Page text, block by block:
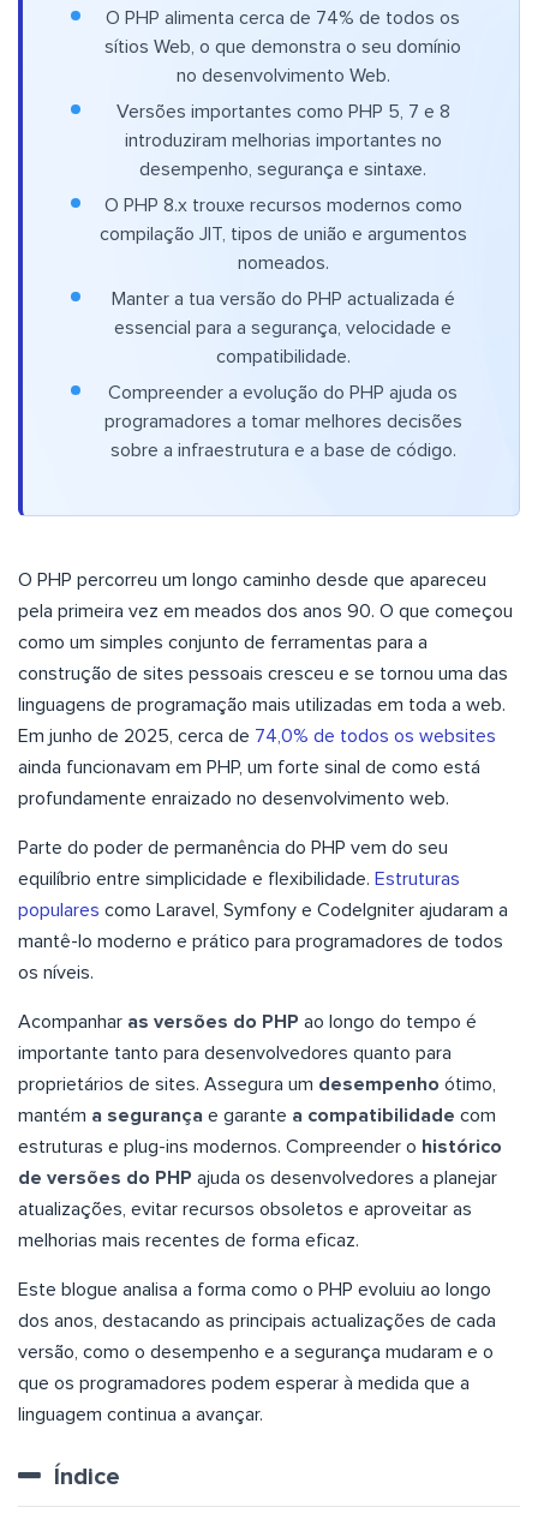
O PHP alimenta cerca de 74% de todos os
sítios Web, o que demonstra o seu domínio
no desenvolvimento Web.
Versões importantes como PHP 5, 7 e 8
introduziram melhorias importantes no
desempenho, segurança e sintaxe.
O PHP 8.x trouxe recursos modernos como
compilação JIT, tipos de união e argumentos
nomeados.
Manter a tua versão do PHP actualizada é
essencial para a segurança, velocidade e
compatibilidade.
Compreender a evolução do PHP ajuda os
programadores a tomar melhores decisões
sobre a infraestrutura e a base de código.
O PHP percorreu um longo caminho desde que apareceu
pela primeira vez em meados dos anos 90. O que começou
como um simples conjunto de ferramentas para a
construção de sites pessoais cresceu e se tornou uma das
linguagens de programação mais utilizadas em toda a web.
Em junho de 2025, cerca de 74,0% de todos os websites
ainda funcionavam em PHP, um forte sinal de como está
profundamente enraizado no desenvolvimento web.
Parte do poder de permanência do PHP vem do seu
equilíbrio entre simplicidade e flexibilidade. Estruturas
populares como Laravel, Symfony e CodeIgniter ajudaram a
mantê-lo moderno e prático para programadores de todos
os níveis.
Acompanhar as versões do PHP ao longo do tempo é
importante tanto para desenvolvedores quanto para
proprietários de sites. Assegura um desempenho ótimo,
mantém a segurança e garante a compatibilidade com
estruturas e plug-ins modernos. Compreender o histórico
de versões do PHP ajuda os desenvolvedores a planejar
atualizações, evitar recursos obsoletos e aproveitar as
melhorias mais recentes de forma eficaz.
Este blogue analisa a forma como o PHP evoluiu ao longo
dos anos, destacando as principais actualizações de cada
versão, como o desempenho e a segurança mudaram e o
que os programadores podem esperar à medida que a
linguagem continua a avançar.
Índice